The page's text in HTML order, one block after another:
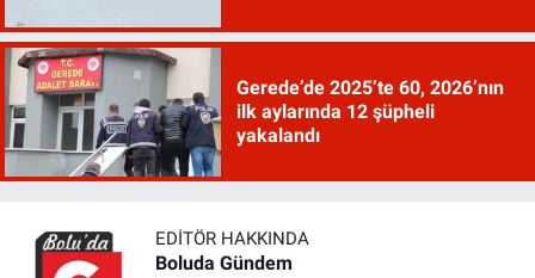
Gerede’de 2025’te 60, 2026’nın
ilk aylarında 12 şüpheli
yakalandı
EDITÖR HAKKINDA
Boluda Gündem